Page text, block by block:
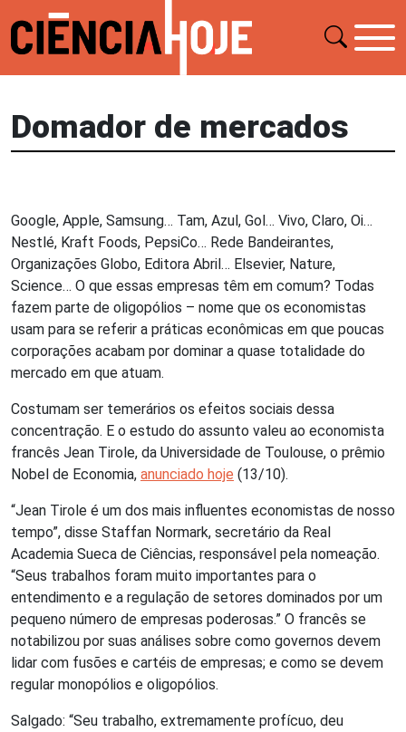
Domador de mercados
Google, Apple, Samsung… Tam, Azul, Gol… Vivo, Claro, Oi…
Nestlé, Kraft Foods, PepsiCo… Rede Bandeirantes,
Organizações Globo, Editora Abril… Elsevier, Nature,
Science… O que essas empresas têm em comum? Todas
fazem parte de oligopólios – nome que os economistas
usam para se referir a práticas econômicas em que poucas
corporações acabam por dominar a quase totalidade do
mercado em que atuam.
Costumam ser temerários os efeitos sociais dessa
concentração. E o estudo do assunto valeu ao economista
francês Jean Tirole, da Universidade de Toulouse, o prêmio
Nobel de Economia, anunciado hoje (13/10).
“Jean Tirole é um dos mais influentes economistas de nosso
tempo”, disse Staffan Normark, secretário da Real
Academia Sueca de Ciências, responsável pela nomeação.
“Seus trabalhos foram muito importantes para o
entendimento e a regulação de setores dominados por um
pequeno número de empresas poderosas.” O francês se
notabilizou por suas análises sobre como governos devem
lidar com fusões e cartéis de empresas; e como se devem
regular monopólios e oligopólios.
Salgado: “Seu trabalho, extremamente profícuo, deu